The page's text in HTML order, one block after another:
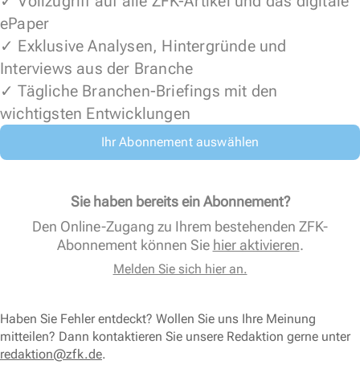
ePaper
✓ Exklusive Analysen, Hintergründe und
Interviews aus der Branche
✓ Tägliche Branchen-Briefings mit den
wichtigsten Entwicklungen
Ihr Abonnement auswählen
Sie haben bereits ein Abonnement?
Den Online-Zugang zu Ihrem bestehenden ZFK-
Abonnement können Sie hier aktivieren.
Melden Sie sich hier an.
Haben Sie Fehler entdeckt? Wollen Sie uns Ihre Meinung
mitteilen? Dann kontaktieren Sie unsere Redaktion gerne unter
redaktion@zfk.de.